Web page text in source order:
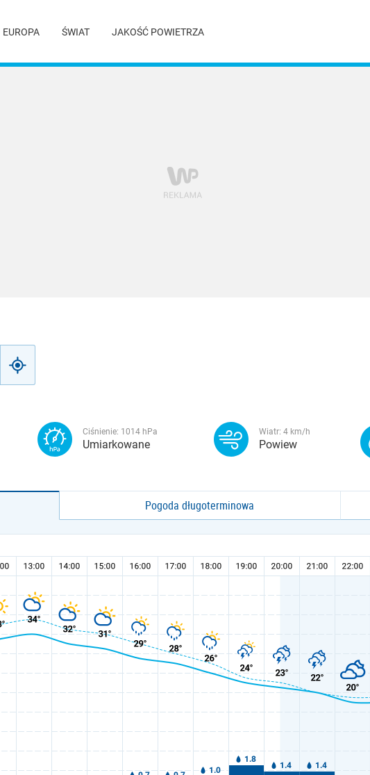
EUROPA ŚWIAT JAKOŚĆ POWIETRZA
Ciśnienie: 1014 hPa
Umiarkowane
Wiatr: 4 km/h
Powiew
Pogoda długoterminowa